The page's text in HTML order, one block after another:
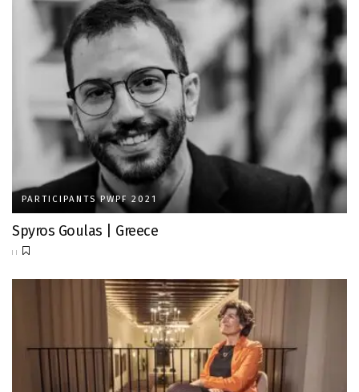
PARTICIPANTS PWPF 2021
Spyros Goulas | Greece